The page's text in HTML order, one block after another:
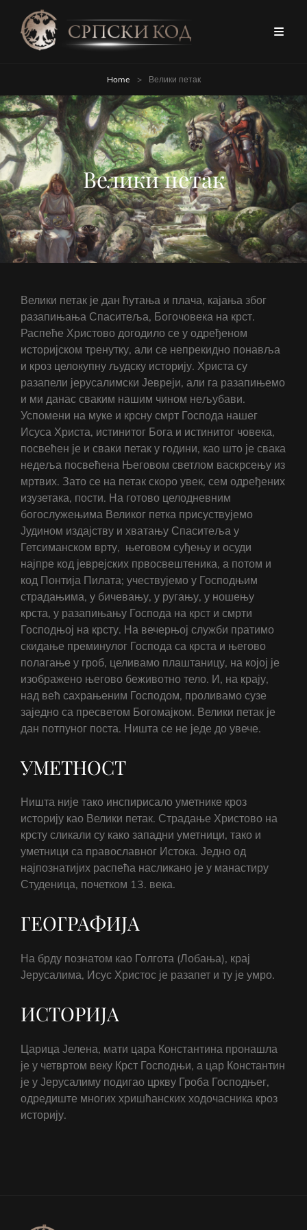
Home > Велики петак
Велики петак
Велики петак је дан ћутања и плача, кајања због
разапињања Спаситеља, Богочовека на крст.
Распеће Христово догодило се у одређеном
историјском тренутку, али се непрекидно понавља
и кроз целокупну људску историју. Христа су
разапели јерусалимски Јевреји, али га разапињемо
и ми данас сваким нашим чином нељубави.
Успомени на муке и крсну смрт Господа нашег
Исуса Христа, истинитог Бога и истинитог човека,
посвећен је и сваки петак у години, као што је свака
недеља посвећена Његовом светлом васкрсењу из
мртвих. Зато се на петак скоро увек, сем одређених
изузетака, пости. На готово целодневним
богослужењима Великог петка присуствујемо
Јудином издајству и хватању Спаситеља у
Гетсиманском врту, његовом суђењу и осуди
најпре код јеврејских првосвештеника, а потом и
код Понтија Пилата; учествујемо у Господњим
страдањима, у бичевању, у ругању, у ношењу
крста, у разапињању Господа на крст и смрти
Господњој на крсту. На вечерњој служби пратимо
скидање преминулог Господа са крста и његово
полагање у гроб, целивамо плаштаницу, на којој је
изображено његово беживотно тело. И, на крају,
над већ сахрањеним Господом, проливамо сузе
заједно са пресветом Богомајком. Велики петак је
дан потпуног поста. Ништа се не једе до увече.
УМЕТНОСТ
Ништа није тако инспирисало уметнике кроз
историју као Велики петак. Страдање Христово на
крсту сликали су како западни уметници, тако и
уметници са православног Истока. Једно од
најпознатијих распећа насликано је у манастиру
Студеница, почетком 13. века.
ГЕОГРАФИЈА
На брду познатом као Голгота (Лобања), крај
Јерусалима, Исус Христос је разапет и ту је умро.
ИСТОРИЈА
Царица Јелена, мати цара Константина пронашла
је у четвртом веку Крст Господњи, а цар Константин
је у Јерусалиму подигао цркву Гроба Господњег,
одредиште многих хришћанских ходочасника кроз
историју.